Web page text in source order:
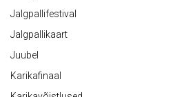
Jalgpallifestival
Jalgpallikaart
Juubel
Karikafinaal